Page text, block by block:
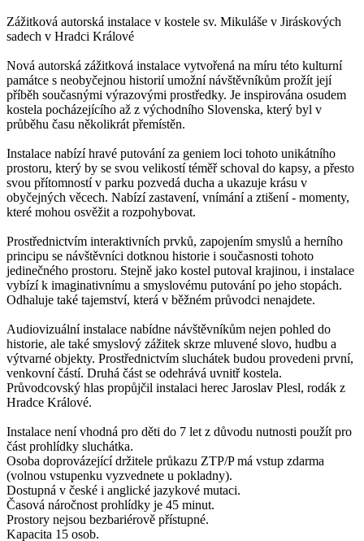
Zážitková autorská instalace v kostele sv. Mikuláše v Jiráskových
sadech v Hradci Králové
Nová autorská zážitková instalace vytvořená na míru této kulturní
památce s neobyčejnou historií umožní návštěvníkům prožít její
příběh současnými výrazovými prostředky. Je inspirována osudem
kostela pocházejícího až z východního Slovenska, který byl v
průběhu času několikrát přemístěn.
Instalace nabízí hravé putování za geniem loci tohoto unikátního
prostoru, který by se svou velikostí téměř schoval do kapsy, a přesto
svou přítomností v parku pozvedá ducha a ukazuje krásu v
obyčejných věcech. Nabízí zastavení, vnímání a ztišení - momenty,
které mohou osvěžit a rozpohybovat.
Prostřednictvím interaktivních prvků, zapojením smyslů a herního
principu se návštěvníci dotknou historie i současnosti tohoto
jedinečného prostoru. Stejně jako kostel putoval krajinou, i instalace
vybízí k imaginativnímu a smyslovému putování po jeho stopách.
Odhaluje také tajemství, která v běžném průvodci nenajdete.
Audiovizuální instalace nabídne návštěvníkům nejen pohled do
historie, ale také smyslový zážitek skrze mluvené slovo, hudbu a
výtvarné objekty. Prostřednictvím sluchátek budou provedeni první,
venkovní částí. Druhá část se odehrává uvnitř kostela.
Průvodcovský hlas propůjčil instalaci herec Jaroslav Plesl, rodák z
Hradce Králové.
Instalace není vhodná pro děti do 7 let z důvodu nutnosti použít pro
část prohlídky sluchátka.
Osoba doprovázející držitele průkazu ZTP/P má vstup zdarma
(volnou vstupenku vyzvednete u pokladny).
Dostupná v české i anglické jazykové mutaci.
Časová náročnost prohlídky je 45 minut.
Prostory nejsou bezbariérově přístupné.
Kapacita 15 osob.